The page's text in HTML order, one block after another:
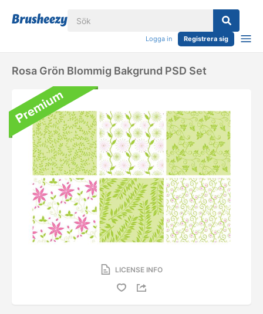
Logga in Registrera sig
Rosa Grön Blommig Bakgrund PSD Set
LICENSE INFO